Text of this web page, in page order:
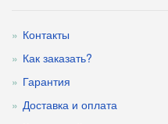
Контакты
Как заказать?
Гарантия
Доставка и оплата